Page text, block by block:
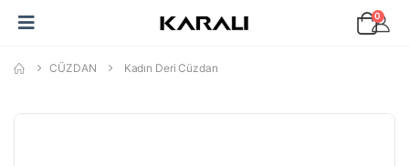
0
CÜZDAN Kadın Deri Cüzdan